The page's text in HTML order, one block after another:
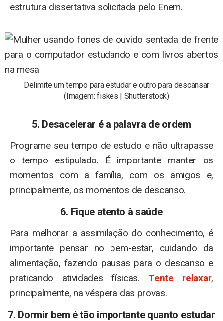
estrutura dissertativa solicitada pelo Enem.
Delimite um tempo para estudar e outro para descansar
(Imagem: fiskes | Shutterstock)
5. Desacelerar é a palavra de ordem
Programe seu tempo de estudo e não ultrapasse
o tempo estipulado. É importante manter os
momentos com a família, com os amigos e,
principalmente, os momentos de descanso.
6. Fique atento à saúde
Para melhorar a assimilação do conhecimento, é
importante pensar no bem-estar, cuidando da
alimentação, fazendo pausas para o descanso e
praticando atividades físicas. Tente relaxar,
principalmente, na véspera das provas.
7. Dormir bem é tão importante quanto estudar